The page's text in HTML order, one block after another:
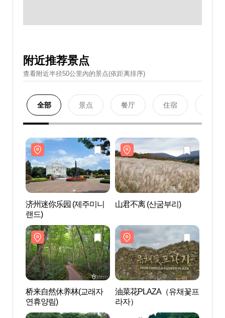
附近推荐景点
查看附近半径50公里內的景点(依距离排序)
全部 景点 餐厅 住宿
济州迷你乐园 (제주미니
랜드)
山君不离 (산굼부리)
桥来自然休养林(교래자
연휴양림)
油菜花PLAZA（유채꽃프
라자）